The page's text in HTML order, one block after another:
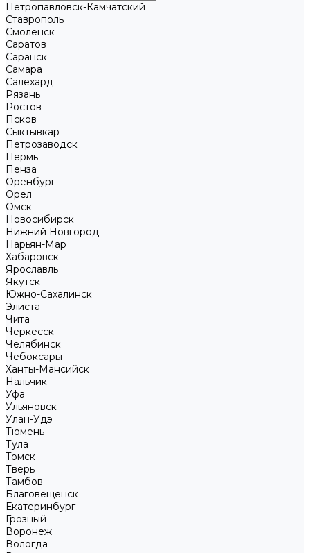
Петропавловск-Камчатский
Ставрополь
Смоленск
Саратов
Саранск
Самара
Салехард
Рязань
Ростов
Псков
Сыктывкар
Петрозаводск
Пермь
Пенза
Оренбург
Орел
Омск
Новосибирск
Нижний Новгород
Нарьян-Мар
Хабаровск
Ярославль
Якутск
Южно-Сахалинск
Элиста
Чита
Черкесск
Челябинск
Чебоксары
Ханты-Мансийск
Нальчик
Уфа
Ульяновск
Улан-Удэ
Тюмень
Тула
Томск
Тверь
Тамбов
Благовещенск
Екатеринбург
Грозный
Воронеж
Вологда